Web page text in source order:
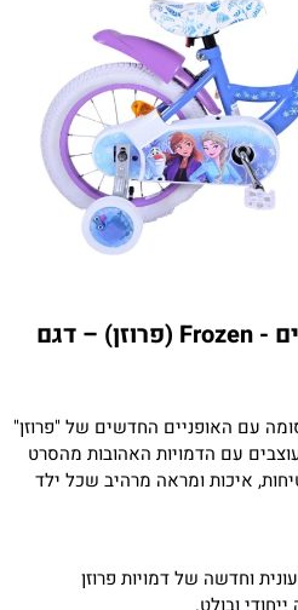
אופניים ממותגים לילדים - Frozen (פרוזן) – דגם
עם האופניים החדשים של "פרוזן"
עם הדמויות האהובות מהסרט
איכות ומראה מרהיב שכל ילד
וחדשה של דמויות פרוזן